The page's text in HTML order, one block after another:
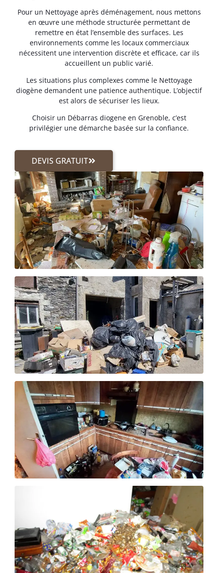
Pour un Nettoyage après déménagement, nous mettons
en œuvre une méthode structurée permettant de
remettre en état l’ensemble des surfaces. Les
environnements comme les locaux commerciaux
nécessitent une intervention discrète et efficace, car ils
accueillent un public varié.
Les situations plus complexes comme le Nettoyage
diogène demandent une patience authentique. L’objectif
est alors de sécuriser les lieux.
Choisir un Débarras diogene en Grenoble, c’est
privilégier une démarche basée sur la confiance.
DEVIS GRATUIT